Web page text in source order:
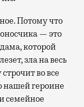
Потому что
— это
которой
зла на весь
во все
нашей героине
семейное